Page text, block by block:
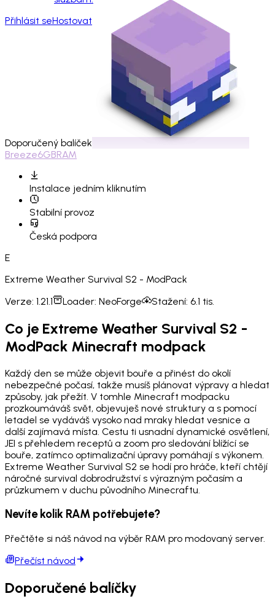
Přihlásit seHostovat
Doporučený balíček
Breeze6GBRAM
Instalace jedním kliknutím
Stabilní provoz
Česká podpora
E
Extreme Weather Survival S2 - ModPack
Verze: 1.21.1 Loader: NeoForge Stažení: 6.1 tis.
Co je Extreme Weather Survival S2 -
ModPack Minecraft modpack
Každý den se může objevit bouře a přinést do okolí
nebezpečné počasí, takže musíš plánovat výpravy a hledat
způsoby, jak přežít. V tomhle Minecraft modpacku
prozkoumáváš svět, objevuješ nové struktury a s pomocí
letadel se vydáváš vysoko nad mraky hledat vesnice a
další zajímavá místa. Cestu ti usnadní dynamické osvětlení,
JEI s přehledem receptů a zoom pro sledování blížící se
bouře, zatímco optimalizační úpravy pomáhají s výkonem.
Extreme Weather Survival S2 se hodí pro hráče, kteří chtějí
náročné survival dobrodružství s výrazným počasím a
průzkumem v duchu původního Minecraftu.
Nevíte kolik RAM potřebujete?
Přečtěte si náš návod na výběr RAM pro modovaný server.
Přečíst návod
Doporučené balíčky